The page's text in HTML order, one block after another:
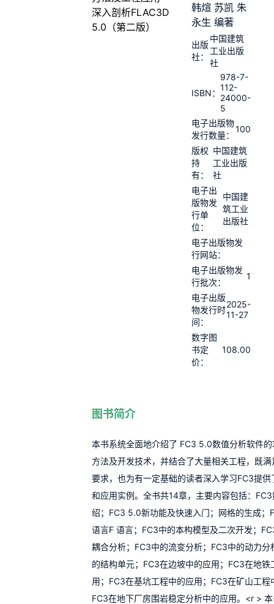
韩煊 苏凯 朱
永生 编著
出版
社：
中国建筑
工业出版
社
ISBN：
978-7-
112-
24000-
5
电子出版物
发行数量：
100
版权
持
有：
中国建筑
工业出版
社
电子出
版物发
行单
位：
中国建
筑工业
出版社
电子出版物发
行网站：
电子出版物发
行批次：
1
电子出版
物发行时
间：
2025-
11-27
数字图
书定
价：
108.00
图书简介
本书系统全面地介绍了 FC3 5.0数值分析软件
方法及开发技术，并结合了大量相关工程，既
要求，也为有一定基础的读者深入学习FC3提供
和应用实例。全书共14章，主要内容包括：
绍；FC3 5.0新功能及快速入门；网格的生成；
语言F 语言；FC3中的本构模型及二次开发；
耦合分析；FC3中的流变分析；FC3中的动力分
的结构单元；FC3在边坡中的应用；FC3在地铁
用；FC3在基坑工程中的应用；FC3在矿山工程
FC3在地下厂房围岩稳定分析中的应用。<r >